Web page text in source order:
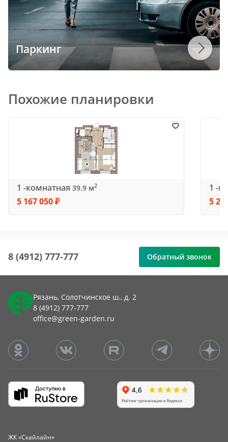
Паркинг
Похожие планировки
1 -комнатная 39.9 м2
5 167 050 ₽
1 -
5
8 (4912) 777-777 Обратный звонок
Рязань, Солотчинское ш., д. 2
8 (4912) 777-777
office@green-garden.ru
ЖК «Скайлайн»